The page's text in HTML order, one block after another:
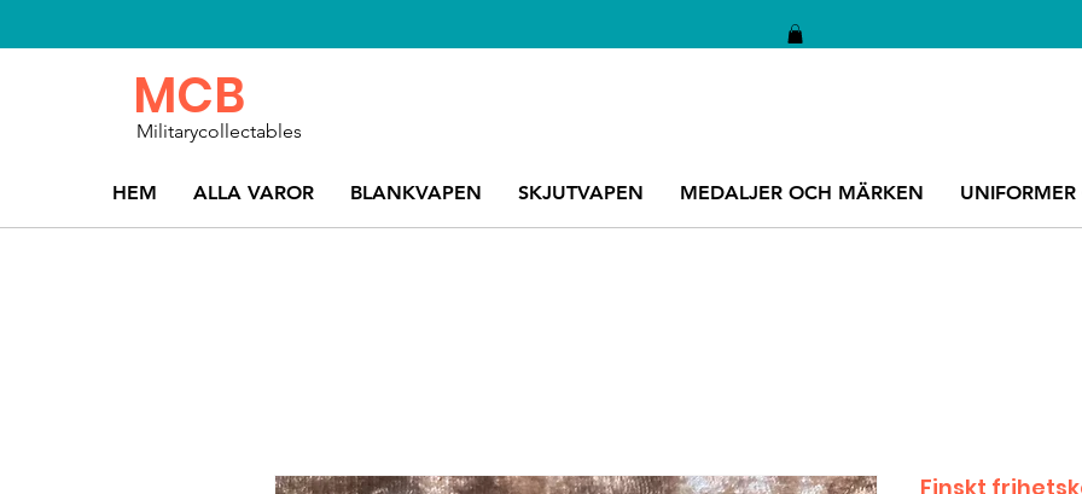
HEM ALLA VAROR BLANKVAPEN SKJUTVAPEN MEDALJER OCH MÄRKEN
MCB
Militarycollectables
Finskt